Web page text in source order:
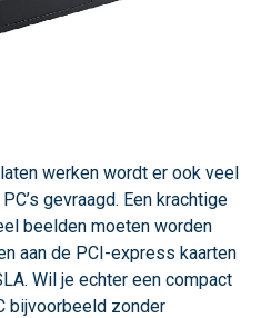
werken wordt er ook veel
gevraagd. Een krachtige
beelden moeten worden
aan de PCI-express kaarten
Wil je echter een compact
bijvoorbeeld zonder